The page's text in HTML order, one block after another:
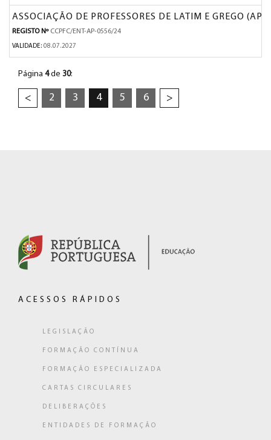
ASSOCIAÇÃO DE PROFESSORES DE LATIM E GREGO
REGISTO NºCCPFC/ENT-AP-0556/24
VALIDADE: 08.07.2027
Página 4de 30:
< 2 3 4 5 6 >
ACESSOS RÁPIDOS
LEGISLAÇÃO
FORMAÇÃO CONTÍNUA
FORMAÇÃO ESPECIALIZADA
CARTAS CIRCULARES
DELIBERAÇÕES
ENTIDADES DE FORMAÇÃO